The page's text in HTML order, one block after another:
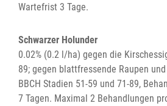
Wartefrist 3 Tage.
Schwarzer Holunder
0.02% (0.2 l/ha) gegen die
89; gegen blattfressende Raupen
BBCH Stadien 51-59 und 71-89,
7 Tagen. Maximal 2 Behandlungen